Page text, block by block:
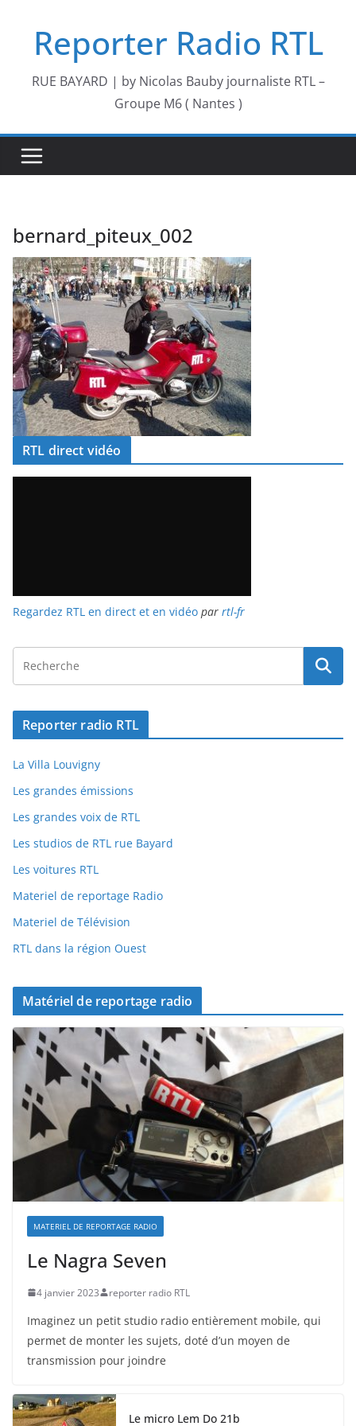
contenuReporter Radio RTL
RUE BAYARD | by Nicolas Bauby journaliste RTL –
Groupe M6 ( Nantes )
bernard_piteux_002
RTL direct vidéo
Regardez RTL en direct et en vidéo par rtl-fr
Reporter radio RTL
La Villa Louvigny
Les grandes émissions
Les grandes voix de RTL
Les studios de RTL rue Bayard
Les voitures RTL
Materiel de reportage Radio
Materiel de Télévision
RTL dans la région Ouest
Matériel de reportage radio
MATERIEL DE REPORTAGE RADIO
Le Nagra Seven
4 janvier 2023 reporter radio RTL
Imaginez un petit studio radio entièrement mobile, qui
permet de monter les sujets, doté d’un moyen de
transmission pour joindre
Le micro Lem Do 21b